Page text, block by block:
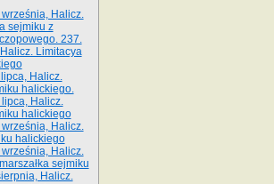
Halicz.
sejmiku z
237.
Limitacya
Halicz.
halickiego.
Halicz.
halickiego
Halicz.
halickiego
Halicz.
sejmiku
Halicz.